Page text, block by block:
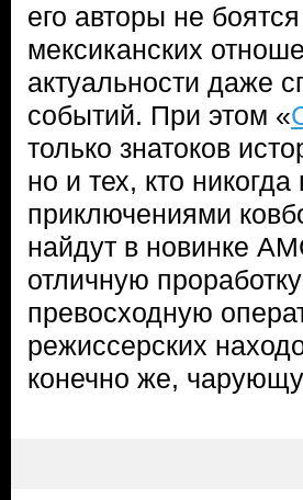
его авторы не
мексиканских
актуальности даже
событий. При этом «
только знатоков
но и тех, кто
приключениями
найдут в новинке
отличную
превосходную
режиссерских
конечно же,